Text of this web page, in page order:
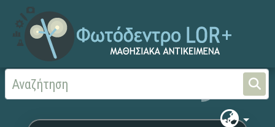
Αρχική Χωρίς τίτλο